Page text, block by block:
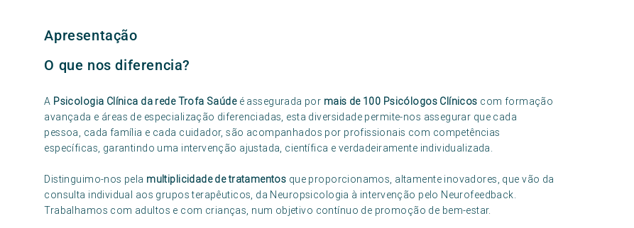
Apresentação
O que nos diferencia?
A Psicologia Clínica da rede Trofa Saúdeé assegurada por mais de 100 Psicólogos Clínicos com formação
avançada e áreas de especialização diferenciadas, esta diversidade permite-nos assegurar que cada
pessoa, cada família e cada cuidador, são acompanhados por profissionais com competências
específicas, garantindo uma intervenção ajustada, científica e verdadeiramente individualizada.
Distinguimo-nos pela multiplicidade de tratamentos que proporcionamos, altamente inovadores, que vão da
consulta individual aos grupos terapêuticos, da Neuropsicologia à intervenção pelo Neurofeedback.
Trabalhamos com adultos e com crianças, num objetivo contínuo de promoção de bem-estar.